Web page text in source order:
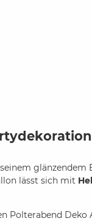
glänzendem
lässt sich mit
Polterabend